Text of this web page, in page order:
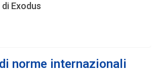
Exodus
norme internazionali